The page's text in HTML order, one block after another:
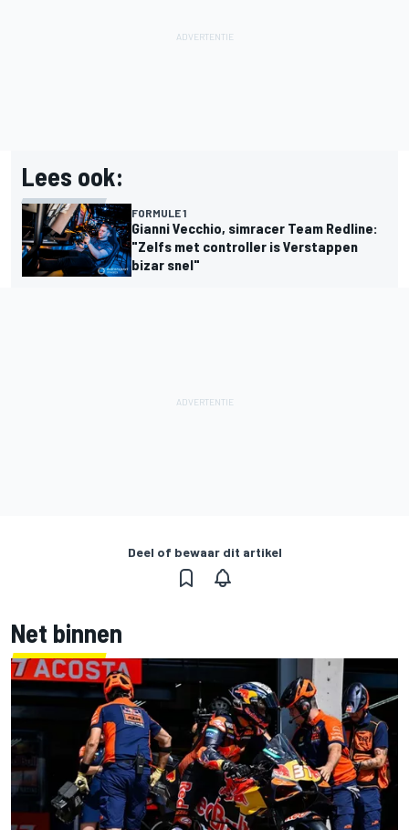
Lees ook:
FORMULE 1
Gianni Vecchio, simracer Team Redline:
"Zelfs met controller is Verstappen
bizar snel"
Deel of bewaar dit artikel
Net binnen